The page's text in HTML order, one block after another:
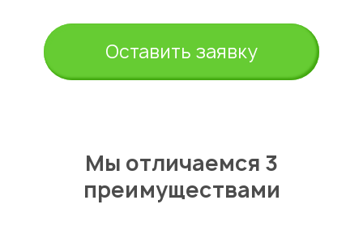
Оставить заявку
Мы отличаемся 3
преимуществами